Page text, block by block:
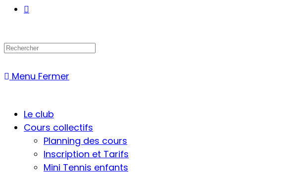
Menu Fermer
Le club
Cours collectifs
Planning des cours
Inscription et Tarifs
Mini Tennis enfants